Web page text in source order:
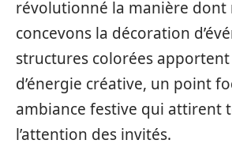
révolutionné la manière dont
concevons la décoration
structures colorées
d’énergie créative, un point
ambiance festive qui attirent
l’attention des invités.